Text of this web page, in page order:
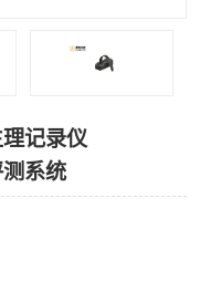
记录仪
系统